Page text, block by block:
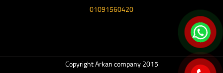
01091560420
Copyright Arkan company 2015